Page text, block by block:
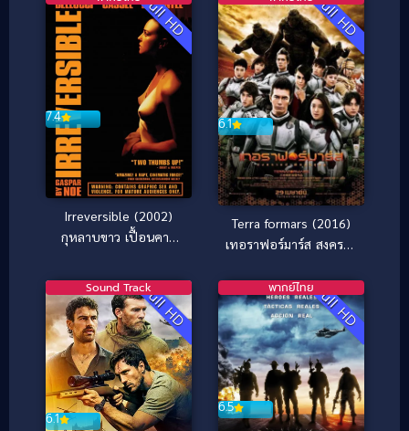
Full HD
7.4
Irreversible (2002)
กุหลาบขาว เปื้อนคาว
Full HD
6.1
Terra formars (2016)
เทอราฟอร์มาร์ส สงคราม
Full HD
6.1
Sound Track Full HD
6.5
พากย์ไทย